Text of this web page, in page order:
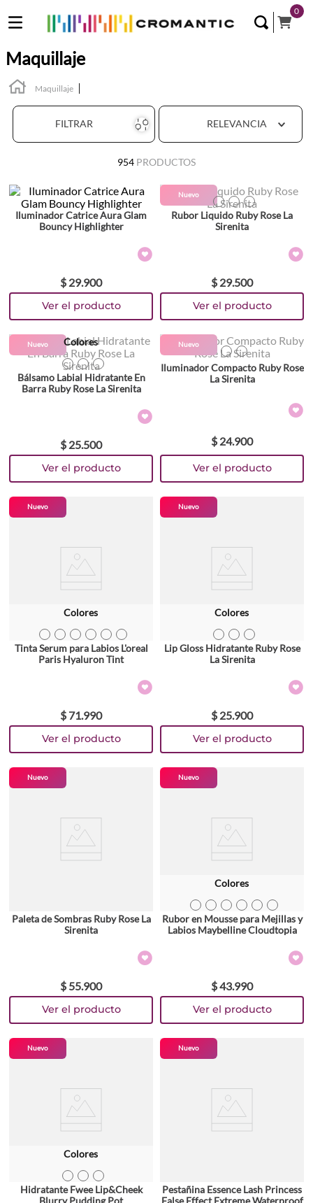
0
Maquillaje
Maquillaje
FILTRAR RELEVANCIA
954 PRODUCTOS
Iluminador Catrice Aura Glam
Bouncy Highlighter
$ 29.900
Nuevo
Rubor Liquido Ruby Rose La
Sirenita
$ 29.500
Nuevo Colores
Bálsamo Labial Hidratante En
Barra Ruby Rose La Sirenita
$ 25.500
Nuevo
Iluminador Compacto Ruby Rose
La Sirenita
$ 24.900
Nuevo
Colores
Tinta Serum para Labios L'oreal
Paris Hyaluron Tint
$ 71.990
Nuevo
Colores
Lip Gloss Hidratante Ruby Rose
La Sirenita
$ 25.900
Nuevo
Paleta de Sombras Ruby Rose La
Sirenita
$ 55.900
Nuevo
Colores
Rubor en Mousse para Mejillas y
Labios Maybelline Cloudtopia
$43.990
Nuevo
Colores
Hidratante Fwee Lip&Cheek
Blurry Pudding Pot
Nuevo
Pestañina Essence Lash Princess
False Effect Extreme Waterproof